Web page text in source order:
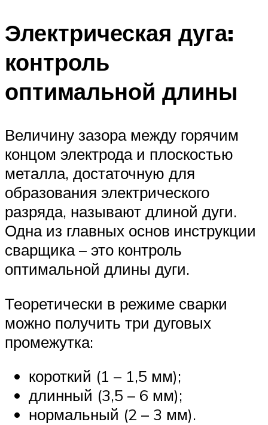
Электрическая дуга:
контроль
оптимальной длины
Величину зазора между горячим
концом электрода и плоскостью
металла, достаточную для
образования электрического
разряда, называют длиной дуги.
Одна из главных основ инструкции
сварщика – это контроль
оптимальной длины дуги.
Теоретически в режиме сварки
можно получить три дуговых
промежутка:
короткий (1 – 1,5 мм);
длинный (3,5 – 6 мм);
нормальный (2 – 3 мм).